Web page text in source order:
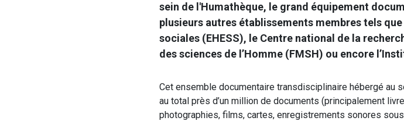
sein de l'Humathèque, le grand équipement
plusieurs autres établissements membres tels
sociales (EHESS), le Centre national de la
des sciences de l’Homme (FMSH) ou encore
Cet ensemble documentaire transdisciplinaire hébergé au
au total près d’un million de documents (principalement
photographies, films, cartes, enregistrements sonores